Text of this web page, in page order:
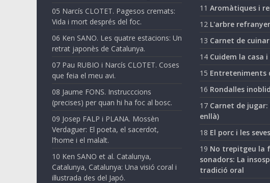
05 Narcís CLOTET. Pagesos cremats:
Vida i mort després del foc.
06 Ken SANO. Les quatre estacions: Un
retrat japonès de Catalunya.
07 Pau RUBIO i Narcís CLOTET. Coses
que feia el meu avi.
08 Jaume FONS. Instrucccions
(precises) per quan hi ha foc al bosc.
09 Josep FALP i PLANA. Mossèn
Verdaguer: El poeta, el sacerdot,
l’home i el malalt.
10 Ken SANO et al. Catalunya,
Catalunya, Catalunya: Una visió coral i
il·lustrada des del Japó.
11 Aromàtiques i
12 L'arbre
13 Carnet de cuinar
14 Cuidem la casa
15 Entreteniments
16 Rondalles
17 Carnet de
enllà)
18 El porc i les
19 No trepitgeu la
sonadors: La
tradició oral